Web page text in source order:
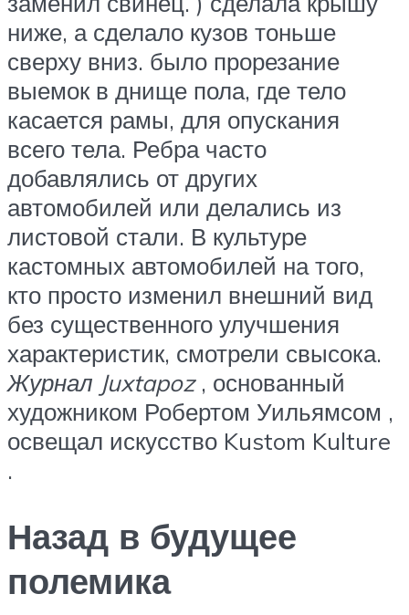
ниже, а сделало кузов тоньше
сверху вниз. было прорезание
выемок в днище пола, где тело
касается рамы, для опускания
всего тела. Ребра часто
добавлялись от других
автомобилей или делались из
листовой стали. В культуре
кастомных автомобилей на того,
кто просто изменил внешний вид
без существенного улучшения
характеристик, смотрели свысока.
Журнал Juxtapoz , основанный
художником Робертом Уильямсом ,
освещал искусство Kustom Kulture
.
Назад в будущее
полемика